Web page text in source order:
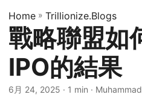
Home » Trillionize.Blogs
戰略聯盟如
IPO的結果
6月 24, 2025 · 1 min ·